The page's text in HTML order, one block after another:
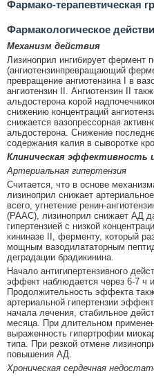
Фармако-терапевтическая
Фармакологическое
Механизм действия
Лизиноприл ингибирует фермент
(ангиотензинпревращающий
превращение ангиотензина I в
ангиотензин II. Ангиотензин II
альдостерона корой
снижению концентраций
снижается вазопрессорная
альдостерона. Снижение
содержания калия в сыворотке
Клиническая эффективность
Артериальная гипертензия
Считается, что в основе
лизиноприл снижает
всего, угнетение ренин-
(РААС), лизиноприл снижает АД
гипертензией с низкой
кининазе II, ферменту, который
мощным вазодилататорным
деградации брадикинина.
Начало антигипертензивного
эффект наблюдается через 6-7 ч
Продолжительность эффекта
артериальной гипертензии
начала лечения, стабильное
месяца. При длительном
выраженность гипертрофии
типа. При резкой отмене
повышения АД.
Хроническая сердечная